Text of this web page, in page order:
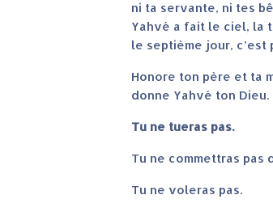
ni ta servante, ni tes
Yahvé a fait le ciel, la
le septième jour, c’est
Honore ton père et ta
donne Yahvé ton Dieu.
Tu ne tueras pas.
Tu ne commettras pas
Tu ne voleras pas.